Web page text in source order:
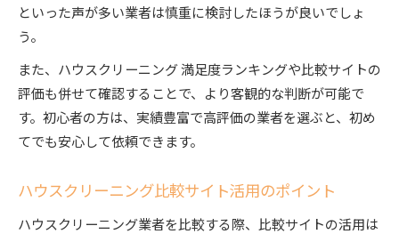
といった声が多い業者は慎重に検討したほうが良いでしょ
う。
また、ハウスクリーニング 満足度ランキングや比較サイトの
評価も併せて確認することで、より客観的な判断が可能で
す。初心者の方は、実績豊富で高評価の業者を選ぶと、初め
てでも安心して依頼できます。
ハウスクリーニング比較サイト活用のポイント
ハウスクリーニング業者を比較する際、比較サイトの活用は